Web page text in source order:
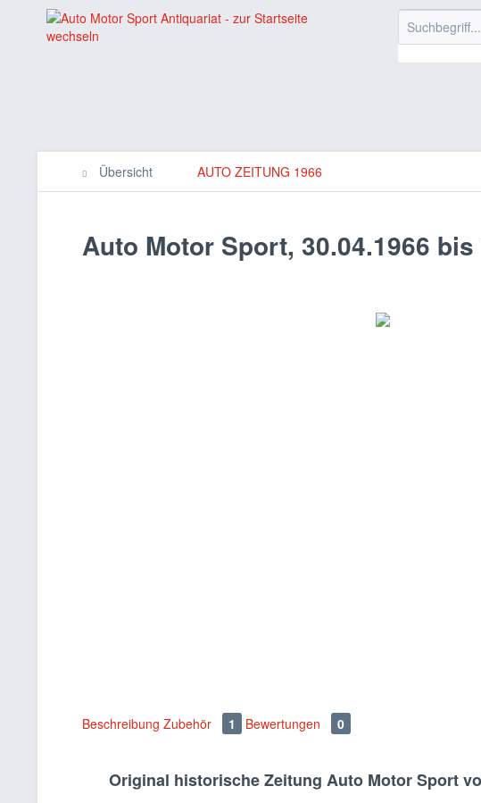
Übersicht AUTO ZEITUNG 1966
Auto Motor Sport, 30.04.1966 bis
Beschreibung Zubehör 1 Bewertungen 0
Original historische Zeitung Auto Motor Sport